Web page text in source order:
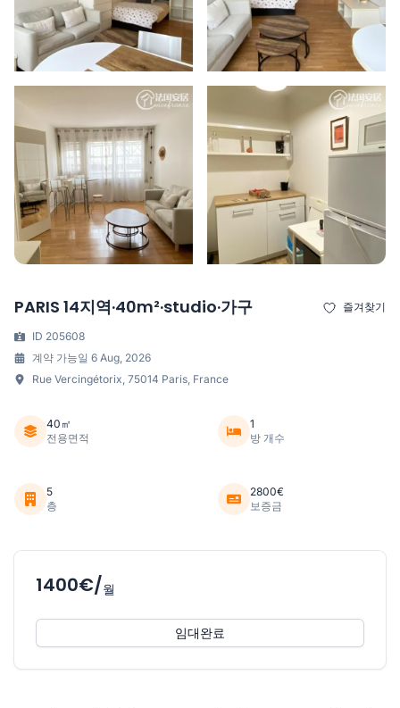
PARIS 14지역·40m²·studio·가구 즐겨찾기
ID 205608
계약 가능일 6 Aug, 2026
Rue Vercingétorix, 75014 Paris, France
40㎡
전용면적
1
방 개수
5
층
2800€
보증금
1400€/월
임대완료